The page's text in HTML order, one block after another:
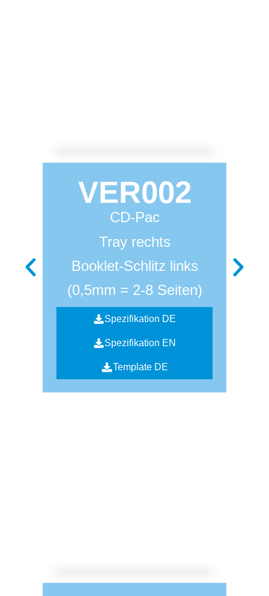
VER002
CD-Pac
Tray rechts
Booklet-Schlitz links
(0,5mm = 2-8 Seiten)
Spezifikation DE
Spezifikation EN
Template DE